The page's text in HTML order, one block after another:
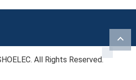
All Rights Reserved.